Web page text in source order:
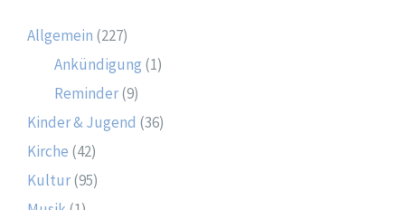
Allgemein (227)
Ankündigung (1)
Reminder(9)
Kinder & Jugend (36)
Kirche (42)
Kultur(95)